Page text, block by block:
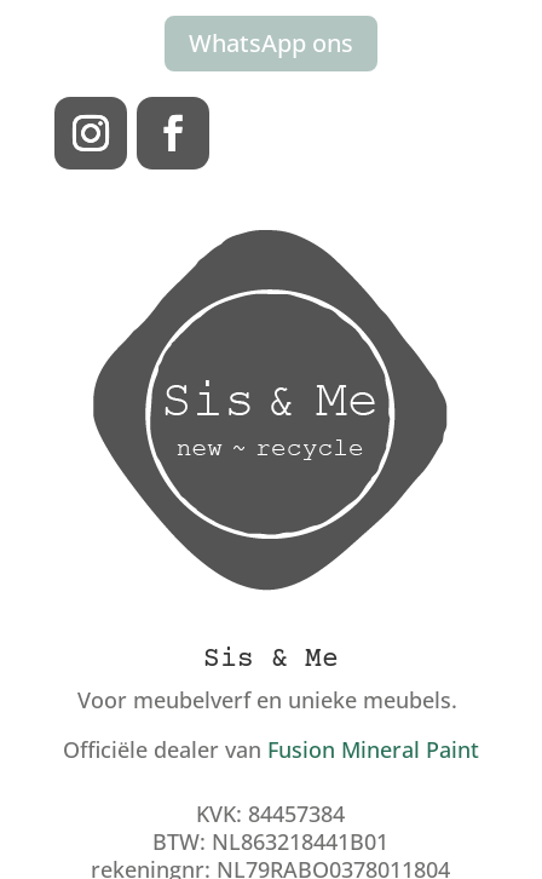
WhatsApp ons
Sis & Me
Voor meubelverf en unieke meubels.
Officiële dealer van Fusion Mineral Paint
KVK: 84457384
BTW: NL863218441B01
rekeningnr: NL79RABO0378011804